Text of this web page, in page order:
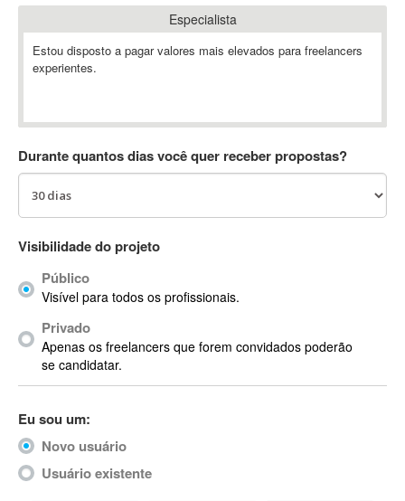
Ableton Push
Abstract
AC3
ACID Pro
ACPI
Acrobat
Acrobat X
Acronis
ACT
Actimize
ActionScript
ActionScript 3
Especialista
Estou disposto a pagar valores mais elevados para freelancers
experientes.
Durante quantos dias você quer receber propostas?
Visibilidade do projeto
Público
Visível para todos os profissionais.
Privado
Apenas os freelancers que forem convidados poderão
se candidatar.
Eu sou um:
Novo usuário
Usuário existente